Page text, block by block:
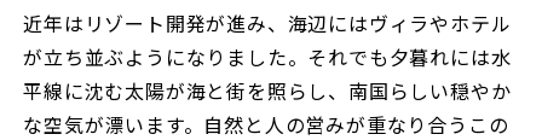
近年はリゾート開発が進み、海辺にはヴィラやホテル
が立ち並ぶようになりました。それでも夕暮れには水
平線に沈む太陽が海と街を照らし、南国らしい穏やか
な空気が漂います。自然と人の営みが重なり合うこの